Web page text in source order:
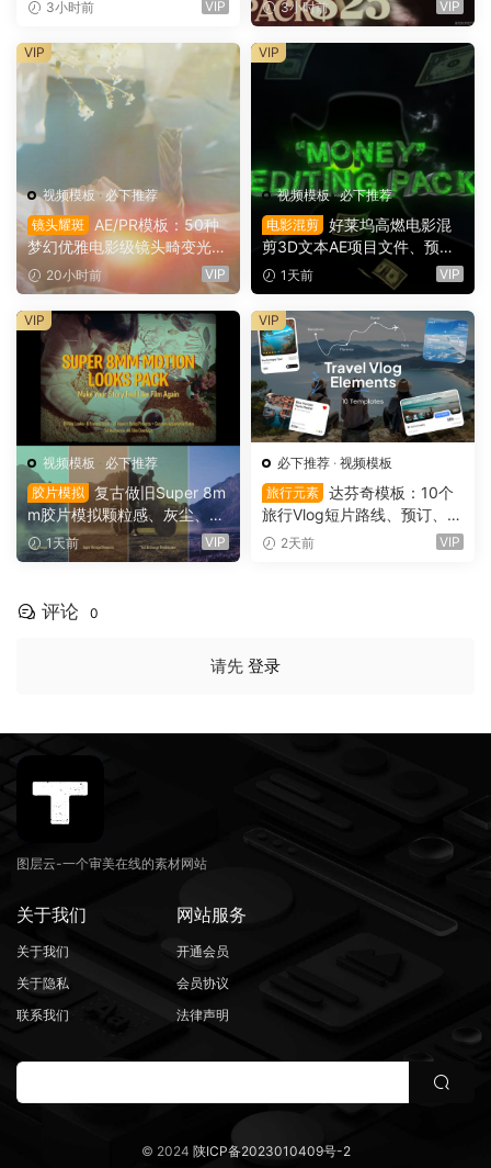
3小时前 VIP
+视频教程 UTILIZE NEXTLV
L PACK（16780）
3小时前 VIP
视频模板· 必下推荐
镜头耀斑
AE/PR模板：50种
梦幻优雅电影级镜头畸变光学
镜头耀斑折射漏光4K婚礼、
音乐、剪辑转场叠加模板（16
145）
20小时前 VIP
VIP
视频模板·必下推荐
电影混剪 好莱坞高燃电影混
剪3D文本AE项目文件、预
设、效果、项目设置素材包 M
oney” Editing Pack（1614
3）
1天前 VIP
VIP
视频模板 · 必下推荐
胶片模拟 复古做旧Super 8m
m胶片模拟颗粒感、灰尘、划
痕、边框、胶片烧伤、漏光婚
礼纪录片旅游vlog影片视觉效
1天前 VIP
VIP
必下推荐 · 视频模板
旅行元素 达芬奇模板：10个
旅行Vlog短片路线、预订、航
班、活动、远足、地点、评
2天前 VIP
VIP
评论 0
请先 登录
图层云-一个审美在线的素材网站
关于我们
关于我们
关于隐私
联系我们
网站服务
开通会员
会员协议
法律声明
© 2024 陕ICP备2023010409号-2